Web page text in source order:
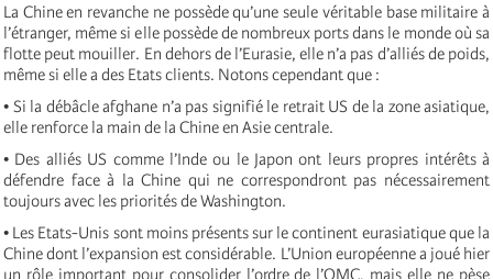
La Chine en revanche ne possède qu’une seule véritable base militaire à
l’étranger, même si elle possède de nombreux ports dans le monde où sa
flotte peut mouiller. En dehors de l’Eurasie, elle n’a pas d’alliés de poids,
même si elle a des Etats clients. Notons cependant que :
• Si la débâcle afghane n’a pas signifié le retrait US de la zone asiatique,
elle renforce la main de la Chine en Asie centrale.
• Des alliés US comme l’Inde ou le Japon ont leurs propres intérêts à
défendre face à la Chine qui ne correspondront pas nécessairement
toujours avec les priorités de Washington.
• Les Etats-Unis sont moins présents sur le continent eurasiatique que la
Chine dont l’expansion est considérable. L’Union européenne a joué hier
un rôle important pour consolider l’ordre de l’OMC, mais elle ne pèse